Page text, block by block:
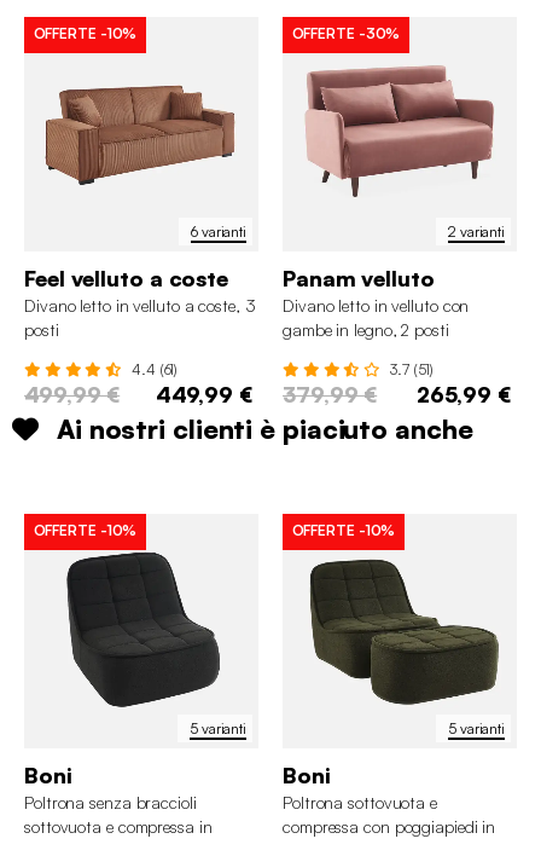
6 varianti
OFFERTE -10%
Feel velluto a coste
Divano letto in velluto a coste, 3
posti
4.4 (61)
499,99 € 449,99 €
2 varianti
OFFERTE -30%
Panam velluto
Divano letto in velluto con
gambe in legno, 2 posti
3.7 (51)
379,99 € 265,99 €
Ai nostri clienti è piaciuto anche
5 varianti
OFFERTE -10%
Boni
Poltrona senza braccioli
sottovuota e compressa in
5 varianti
OFFERTE -10%
Boni
Poltrona sottovuota e
compressa con poggiapiedi in